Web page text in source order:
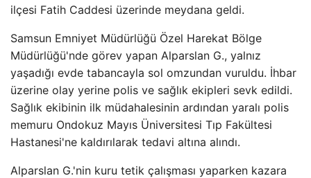
ilçesi Fatih Caddesi üzerinde meydana geldi.
Samsun Emniyet Müdürlüğü Özel Harekat Bölge
Müdürlüğü'nde görev yapan Alparslan G., yalnız
yaşadığı evde tabancayla sol omzundan vuruldu. İhbar
üzerine olay yerine polis ve sağlık ekipleri sevk edildi.
Sağlık ekibinin ilk müdahalesinin ardından yaralı polis
memuru Ondokuz Mayıs Üniversitesi Tıp Fakültesi
Hastanesi'ne kaldırılarak tedavi altına alındı.
Alparslan G.'nin kuru tetik çalışması yaparken kazara